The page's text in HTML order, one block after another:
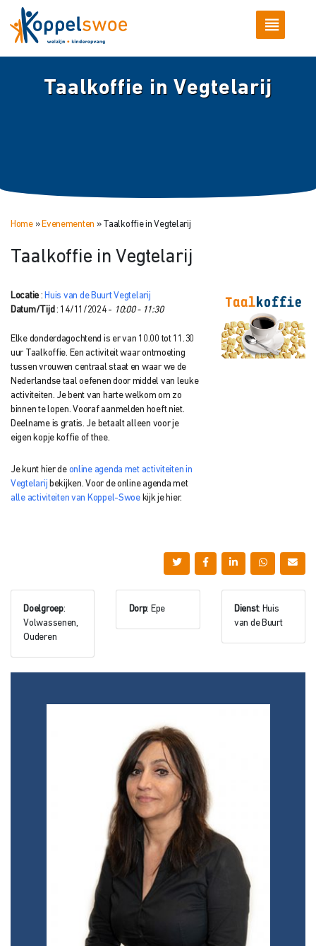
Taalkoffie in Vegtelarij
Home» Evenementen » Taalkoffie in Vegtelarij
Taalkoffie in Vegtelarij
Locatie : Huis van de Buurt Vegtelarij
Datum/Tijd : 14/11/2024 - 10:00 - 11:30
Elke donderdagochtend is er van 10.00 tot 11.30
uur Taalkoffie. Een activiteit waar ontmoeting
tussen vrouwen centraal staat en waar we de
Nederlandse taal oefenen door middel van leuke
activiteiten. Je bent van harte welkom om zo
binnen te lopen. Vooraf aanmelden hoeft niet.
Deelname is gratis. Je betaalt alleen voor je
eigen kopje koffie of thee.
Je kunt hier de online agenda met activiteiten in
Vegtelarij bekijken. Voor de online agenda met
alle activiteiten van Koppel-Swoekijk je hier.
Doelgroep:
Volwassenen,
Ouderen
Dorp: Epe Dienst: Huis
van de Buurt